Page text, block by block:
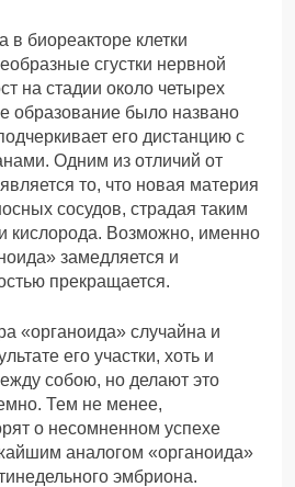
в биореакторе клетки
сгустки нервной
на стадии около четырех
образование было названо
его дистанцию с
Одним из отличий от
то, что новая материя
сосудов, страдая таким
кислорода. Возможно, именно
замедляется и
прекращается.
«органоида» случайна и
его участки, хоть и
собою, но делают это
Тем не менее,
о несомненном успехе
аналогом «органоида»
эмбриона.